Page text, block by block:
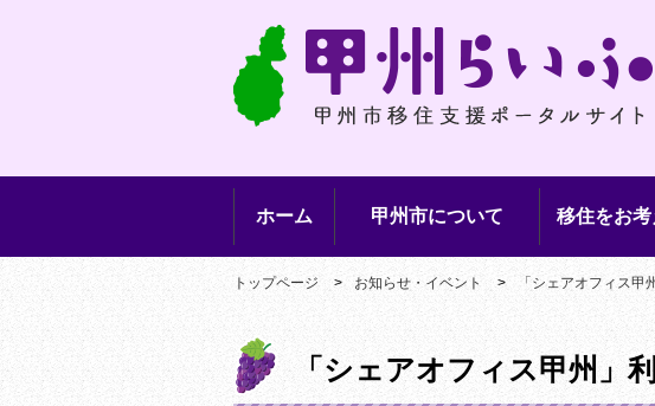
ホーム 甲州市について 移住をお
トップページ お知らせ・イベント 「シェアオフィス甲
「シェアオフィス甲州」